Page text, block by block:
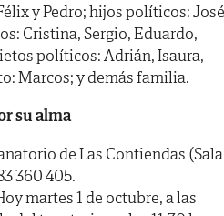
y Pedro; hijos políticos: José
Cristina, Sergio, Eduardo,
políticos: Adrián, Isaura,
Marcos; y demás familia.
su alma
de Las Contiendas (Sala
360 405.
martes 1 de octubre, a las